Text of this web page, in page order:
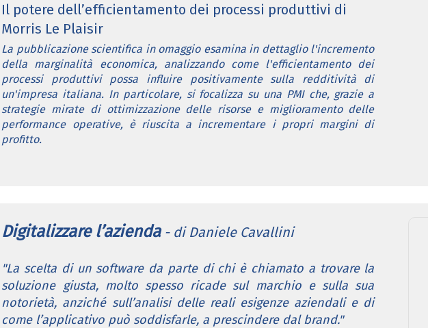
Il potere dell’efficientamento dei processi produttivi di
Morris Le Plaisir
La pubblicazione scientifica in omaggio esamina in dettaglio l'incremento
della marginalità economica, analizzando come l'efficientamento dei
processi produttivi possa influire positivamente sulla redditività di
un'impresa italiana. In particolare, si focalizza su una PMI che, grazie a
strategie mirate di ottimizzazione delle risorse e miglioramento delle
performance operative, è riuscita a incrementare i propri margini di
profitto.
Digitalizzare l’azienda - di Daniele Cavallini
"La scelta di un software da parte di chi è chiamato a trovare la
soluzione giusta, molto spesso ricade sul marchio e sulla sua
notorietà, anziché sull’analisi delle reali esigenze aziendali e di
come l’applicativo può soddisfarle, a prescindere dal brand."